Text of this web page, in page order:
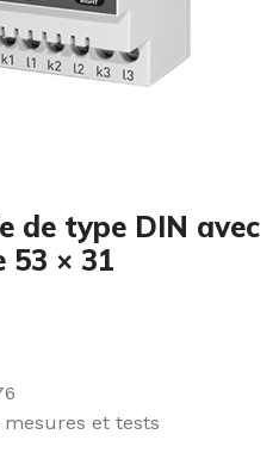
de type DIN avec
53 × 31
et tests